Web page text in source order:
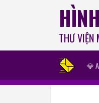
THƯ VIỆN
💎